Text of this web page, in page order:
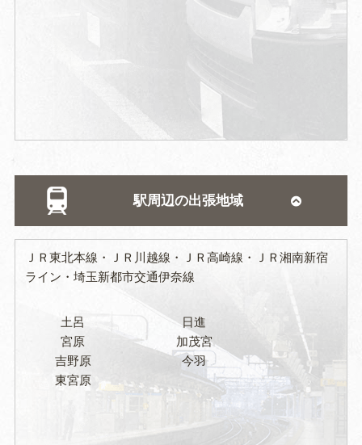
駅周辺の出張地域
ＪＲ東北本線 ＪＲ川越線 ＪＲ高崎線
ＪＲ湘南新宿
ライン
埼玉新都市交通伊奈線
土呂
日進
宮原
加茂宮
吉野原
今羽
東宮原